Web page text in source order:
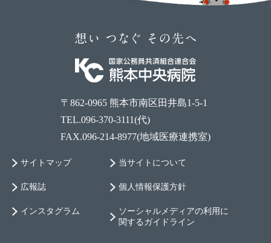
〒862-0965 熊本市南区田井島1-5-1
TEL.096-370-3111(代)
FAX.096-214-8977(地域医療連携室)
サイトマップ
広報誌
インスタグラム
当サイトについて
個人情報保護方針
ソーシャルメディアの利用に
関するガイドライン